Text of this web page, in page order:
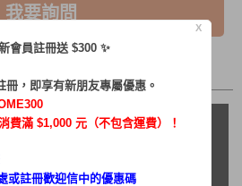
我要詢問
X
會員註冊送 $300 ✨
冊，即享有新朋友專屬優惠。
費滿 $1,000 元（不包含運費）！
或註冊歡迎信中的優惠碼